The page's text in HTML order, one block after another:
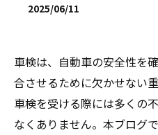
2025/06/11
車検は、自動車の安全性を
合させるために欠かせない
車検を受ける際には多くの
なくありません。本ブログ